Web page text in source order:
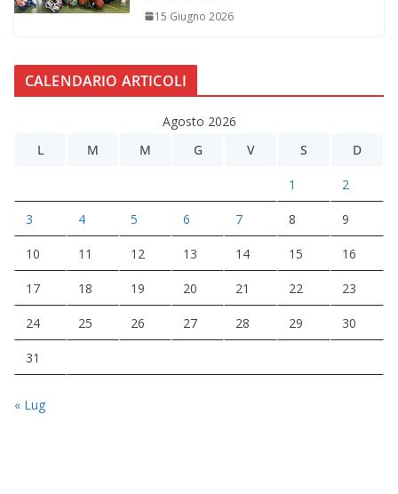
15 Giugno 2026
CALENDARIO ARTICOLI
Agosto 2026
L
M M G V S D
1 2
3 4 5 6 7 8 9
10 11 12 13 14 15 16
17 18 19 20 21 22 23
24 25 26 27 28 29 30
31
« Lug